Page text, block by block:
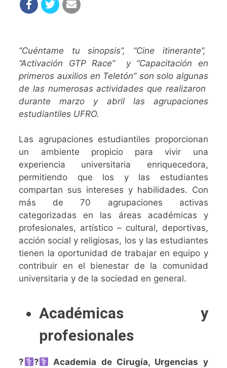
“Cuéntame tu sinopsis”, “Cine itinerante”,
“Activación GTP Race” y “Capacitación en
primeros auxilios en Teletón” son solo algunas
de las numerosas actividades que realizaron
durante marzo y abril las agrupaciones
estudiantiles UFRO.
Las agrupaciones estudiantiles proporcionan
un ambiente propicio para vivir una
experiencia universitaria enriquecedora,
permitiendo que los y las estudiantes
compartan sus intereses y habilidades. Con
más de 70 agrupaciones activas
categorizadas en las áreas académicas y
profesionales, artístico – cultural, deportivas,
acción social y religiosas, los y las estudiantes
tienen la oportunidad de trabajar en equipo y
contribuir en el bienestar de la comunidad
universitaria y de la sociedad en general.
Académicas y
profesionales
?‍ ?‍
Academia de Cirugía, Urgencias y